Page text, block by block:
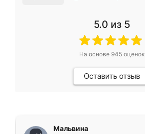
5.0 из 5
На основе 945оценок
Оставить отзыв
Мальвина